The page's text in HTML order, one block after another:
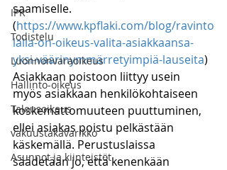
IPR
Todistelu
Luonnonvaraoikeus
Hallinto-oikeus
Talousoikeus
vakuustakavarikko
Asunnot ja kiinteistöt
saamiselle.
(https://www.kpflaki.com/blog/ravinto
lalla-on-oikeus-valita-asiakkaansa-
yksi-väärinymmärretyimpiä-lauseita)
Asiakkaan poistoon liittyy usein
myös asiakkaan henkilökohtaiseen
koskemattomuuteen puuttuminen,
ellei asiakas poistu pelkästään
käskemällä. Perustuslaissa
säädetään jo, että kenenkään